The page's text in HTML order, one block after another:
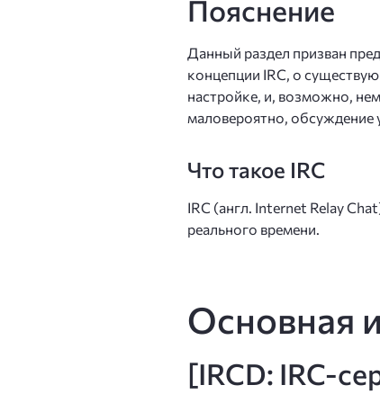
Пояснение
Данный раздел призван
концепции IRC, о
настройке, и, возможно,
маловероятно, обсуждение
Что такое IRC
IRC (англ. Internet Relay
реального времени.
Основная
[IRCD: IRC-